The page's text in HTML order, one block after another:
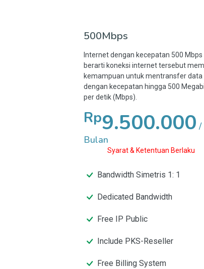
500Mbps
Internet dengan kecepatan 500 Mbps
berarti koneksi internet tersebut
kemampuan untuk mentransfer data
dengan kecepatan hingga 500
per detik (Mbps).
Rp9.500.000 /
Bulan
Syarat & Ketentuan Berlaku
Bandwidth Simetris 1: 1
Dedicated Bandwidth
Free IP Public
Include PKS-Reseller
Free Billing System